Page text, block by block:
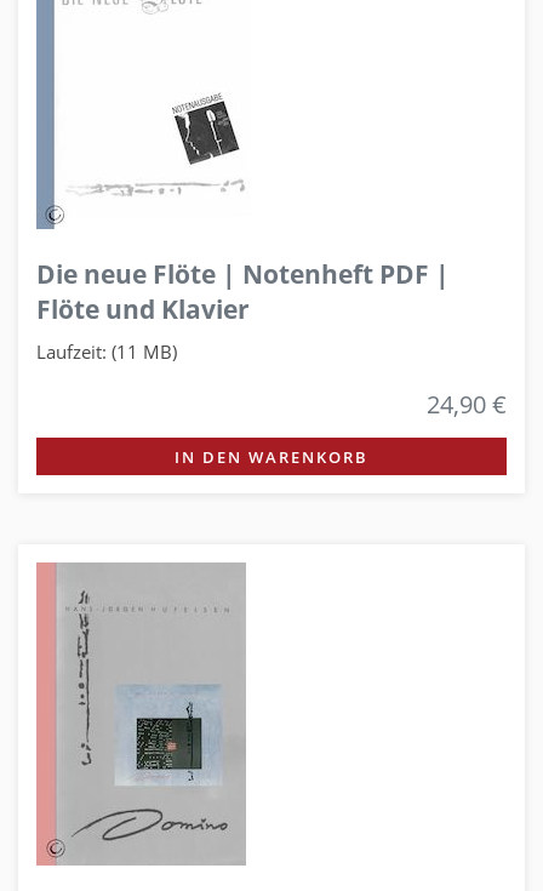
Die neue Flöte | Notenheft PDF |
Flöte und Klavier
Laufzeit: (11 MB)
24,90 €
IN DEN WARENKORB